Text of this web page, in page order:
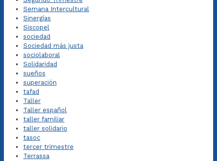
Semana Intercultural
Sinergías
Siscopel
sociedad
Sociedad más justa
sociolaboral
Solidaridad
sueños
superación
tafad
Taller
Taller español
taller familiar
taller solidario
tasoc
tercer trimestre
Terrassa